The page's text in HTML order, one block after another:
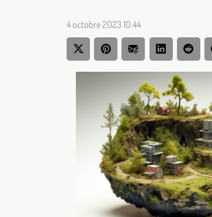
4 octobre 2023 10:44